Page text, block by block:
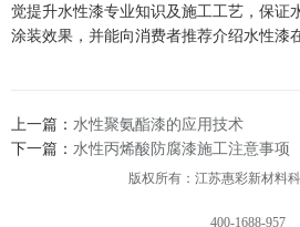
觉提升水性漆专业知识及施工工艺，保证
涂装效果，并能向消费者推荐介绍水性漆
上一篇： 水性聚氨酯漆的应用技术
下一篇： 水性丙烯酸防腐漆施工注意事项
版权所有：江苏惠彩新材料
400-1688-957